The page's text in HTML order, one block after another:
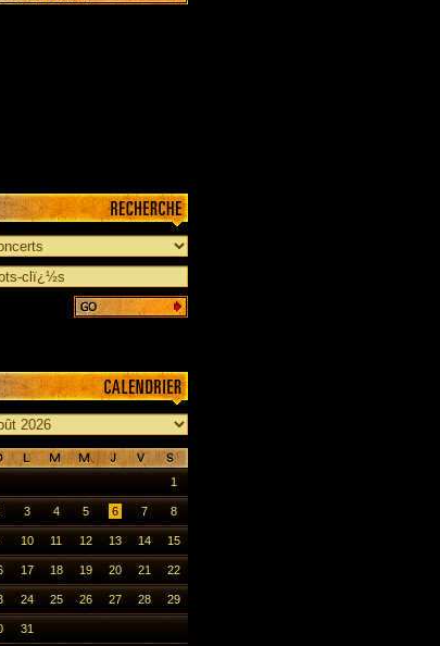
1
3 4 5 6 7 8
10 11 12 13 14 15
17 18 19 20 21 22
24 25 26 27 28 29
31